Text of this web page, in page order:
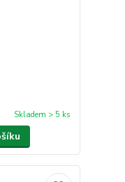
Skladem > 5 ks